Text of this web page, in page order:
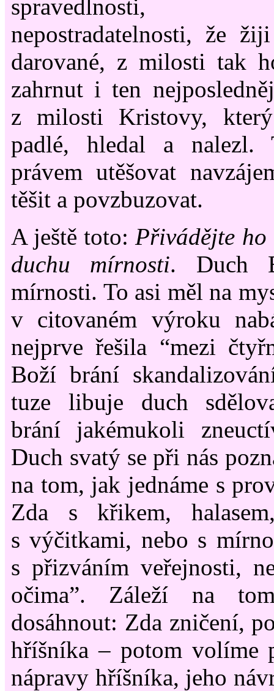
spravedlnosti,
nepostradatelnosti, že
darované, z milosti tak
zahrnut i ten
z milosti Kristovy,
padlé, hledal a nalezl.
právem utěšovat
těšit a povzbuzovat.
A ještě toto:Přivádějte ho
duchu mírnosti. Duch
mírnosti. To asi měl na
v citovaném výroku
nejprve řešila “mezi
Boží brání
tuze libuje duch
brání jakémukoli
Duch svatý se při nás
na tom, jak jednáme s
Zda s křikem,
s výčitkami, nebo s
s přizváním veřejnosti,
očima”. Záleží na
dosáhnout: Zda zničení,
hříšníka – potom volíme
nápravy hříšníka, jeho